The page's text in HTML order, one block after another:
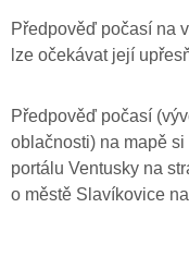
Předpověď počasí na
lze očekávat její
Předpověď počasí
oblačnosti) na mapě
portálu Ventusky na
o městě Slavíkovice